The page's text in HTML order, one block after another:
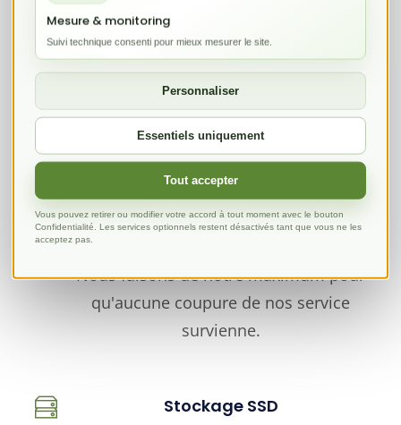
Installation automatisée
Vous n'avez besoin de rien pour
commencer, en un seul clic, vous
pourrez importer un site.
Nous faisons de notre maximum pour
qu'aucune coupure de nos service
survienne.
Stockage SSD
Mesure & monitoring
Suivi technique consenti pour mieux mesurer le site.
Personnaliser
Essentiels uniquement
Tout accepter
Vous pouvez retirer ou modifier votre accord à tout moment avec le bouton
Confidentialité. Les services optionnels restent désactivés tant que vous ne les
acceptez pas.